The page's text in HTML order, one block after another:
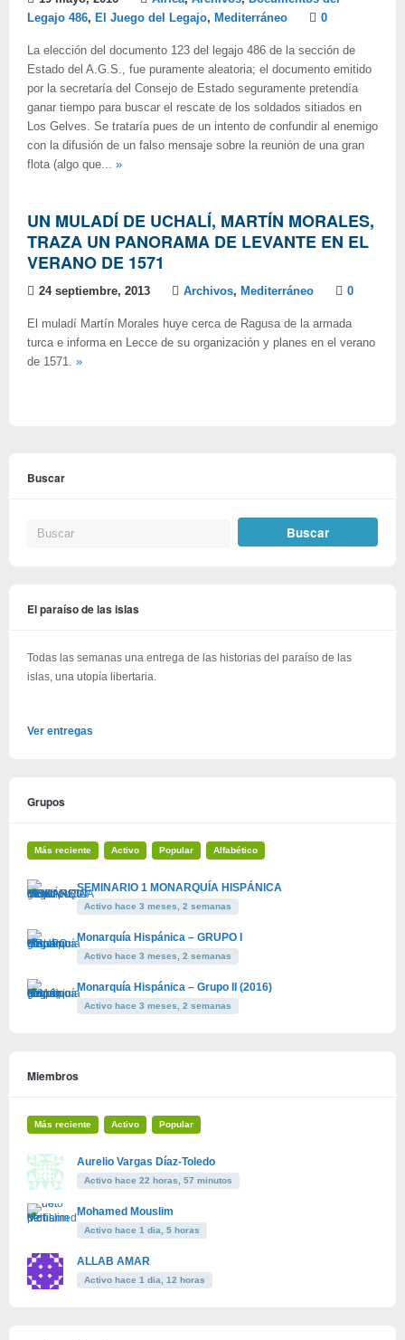
Legajo 486, El Juego del Legajo, Mediterráneo 0
La elección del documento 123 del legajo 486 de la sección de
Estado del A.G.S., fue puramente aleatoria; el documento emitido
por la secretaría del Consejo de Estado seguramente pretendía
ganar tiempo para buscar el rescate de los soldados sitiados en
Los Gelves. Se trataría pues de un intento de confundir al enemigo
con la difusión de un falso mensaje sobre la reunión de una gran
flota (algo que... »
UN MULADÍ DE UCHALÍ, MARTÍN MORALES,
TRAZA UN PANORAMA DE LEVANTE EN EL
VERANO DE 1571
24 septiembre, 2013 Archivos, Mediterráneo 0
El muladí Martín Morales huye cerca de Ragusa de la armada
turca e informa en Lecce de su organización y planes en el verano
de 1571. »
Buscar
El paraíso de las islas
Todas las semanas una entrega de las historias del paraíso de las
islas, una utopía libertaria.
Ver entregas
Grupos
Más reciente Activo Popular Alfabético
SEMINARIO 1 MONARQUÍA HISPÁNICA
Activo hace 3 meses, 2 semanas
Monarquía Hispánica – GRUPO I
Activo hace 3 meses, 2 semanas
Monarquía Hispánica – Grupo II (2016)
Activo hace 3 meses, 2 semanas
Miembros
Más reciente Activo Popular
Aurelio Vargas Díaz-Toledo
Activo hace 22 horas, 57 minutos
Mohamed Mouslim
Activo hace 1 dia, 5 horas
ALLAB AMAR
Activo hace 1 dia, 12 horas